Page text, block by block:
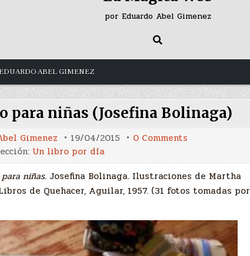
por Eduardo Abel Gimenez
EDUARDO ABEL GIMENEZ
para niñas (Josefina Bolinaga)
Gimenez 19/04/2015 0 Commentson
Solo
para
niñas
(Josefina
Un libro por día
niñas. Josefina Bolinaga. Ilustraciones de Martha
de Quehacer, Aguilar, 1957. (31 fotos tomadas por